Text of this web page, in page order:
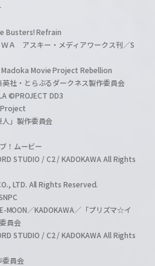
Busters! Refrain
Ａ アスキー・メディアワークス刊／S
Movie Project Rebellion
社・とらぶるダークネス製作委員会
©PROJECT DD3
」製作委員会
！ムービー
STUDIO / C2 / KADOKAWA All Rights
LTD. All Rights Reserved.
／KADOKAWA／「プリズマ☆イ
員会
STUDIO / C2 / KADOKAWA All Rights
員会